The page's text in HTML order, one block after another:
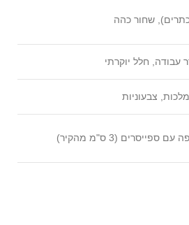
שחור כהה
עבודה, חלל יוקרתי
צבעוניות
ספייסרים (3 ס"מ מהקיר)